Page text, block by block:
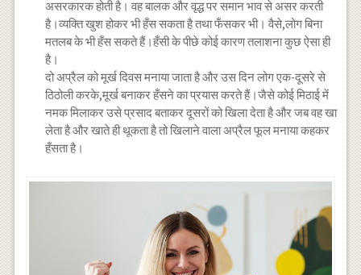
असरकारक होती है। वह बालक और वृद्ध पर समान भाव से असर करती
है।व्यक्ति खुश होकर भी हँस सकता है तथा फँसकर भी। वैसे,लोग बिना
मतलब के भी हँस सकते हैं।हँसी के पीछे कोई कारण तलाशना कुछ ऐसा ही
है।
दो अप्रैल को मूर्ख दिवस मनाया जाता है और उस दिन लोग एक-दूसरे से
ठिठोली करके,मूर्ख बनाकर हँसने का प्रयास करते हैं।जैसे कोई मिठाई में
नमक मिलाकर उसे प्रसाद बताकर दूसरों को खिला देता है और जब वह खा
लेता है और खाते ही थूकता है तो खिलाने वाला अप्रैल फूल मनाया कहकर
हँसता है।